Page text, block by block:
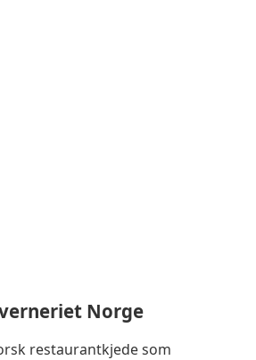
Norge
restaurantkjede som